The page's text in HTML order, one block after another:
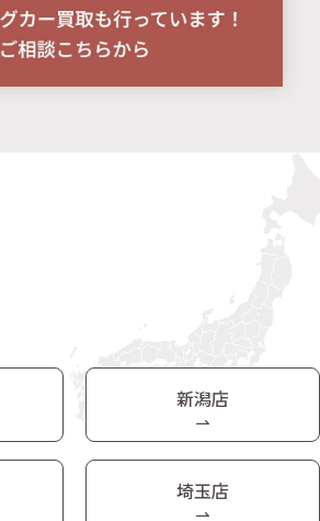
新潟店
埼玉店